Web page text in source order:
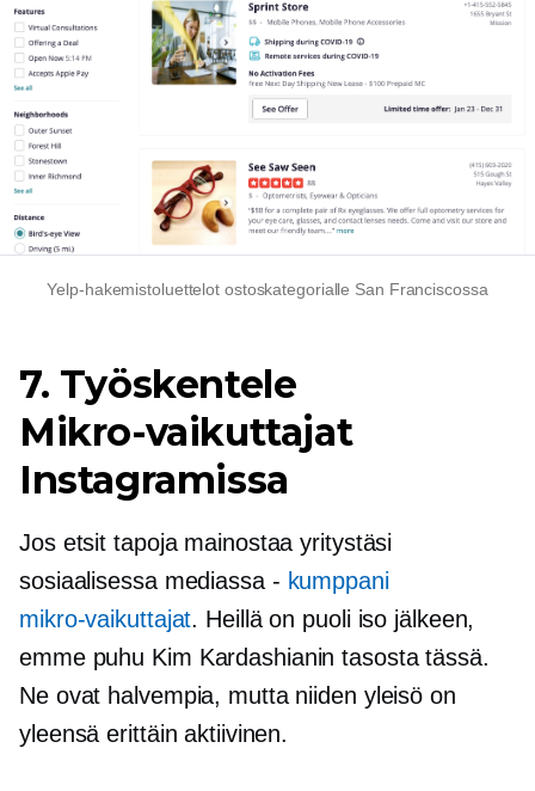
Yelp-hakemistoluettelot ostoskategorialle San Franciscossa
7. Työskentele
Mikro-vaikuttajat
Instagramissa
Jos etsit tapoja mainostaa yritystäsi
sosiaalisessa mediassa - kumppani
mikro-vaikuttajat. Heillä on puoli iso jälkeen,
emme puhu Kim Kardashianin tasosta tässä.
Ne ovat halvempia, mutta niiden yleisö on
yleensä erittäin aktiivinen.